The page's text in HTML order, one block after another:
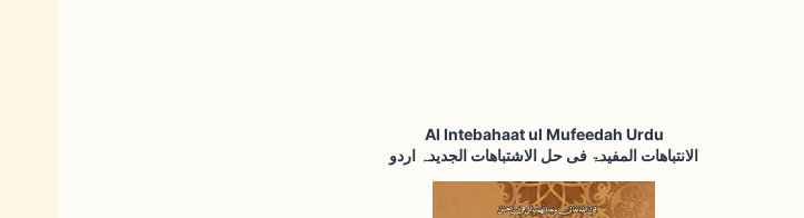
Al Intebahaat ul Mufeedah Urdu
الانتباھات المفیدۃ فی حل الاشتباھات الجدیدہ اردو